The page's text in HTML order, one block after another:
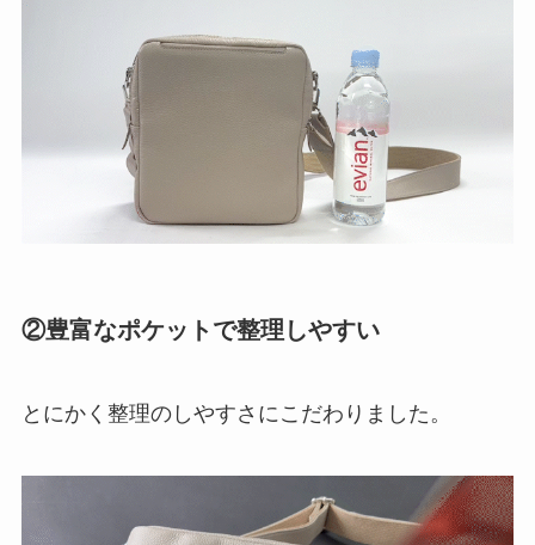
②豊富なポケットで整理しやすい
とにかく整理のしやすさにこだわりました。